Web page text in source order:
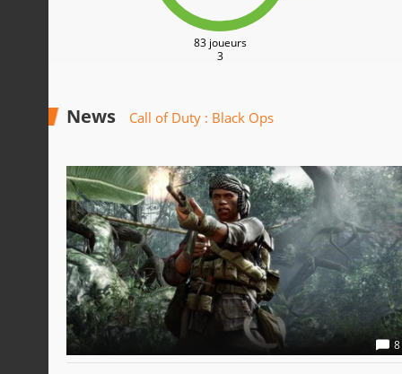
83 joueurs
3
News Call of Duty : Black Ops
8